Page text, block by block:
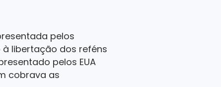
pelos
libertação dos reféns
pelos EUA
cobrava as